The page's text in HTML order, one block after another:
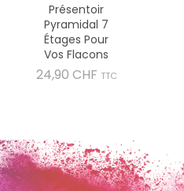
Présentoir
Pyramidal 7
Étages Pour
Vos Flacons
24,90 CHF Prix
TTC